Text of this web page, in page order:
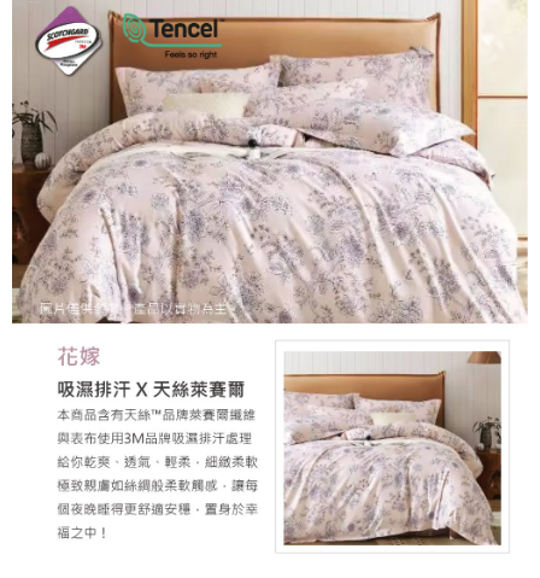
時審查核予不同之上限額度；若仍有額度不足之情形，本公司將視審查結果
請求用戶進行身份認證。
５．嚴禁一人註冊多個帳號或使用他人資訊註冊。若發現惡意使用之情形，
恩沛科技股份有限公司將有權停止該用戶之使用額度並採取法律行動。
郵局包裹
每筆NT$250